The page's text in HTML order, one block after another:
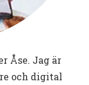
Åse. Jag är
och digital